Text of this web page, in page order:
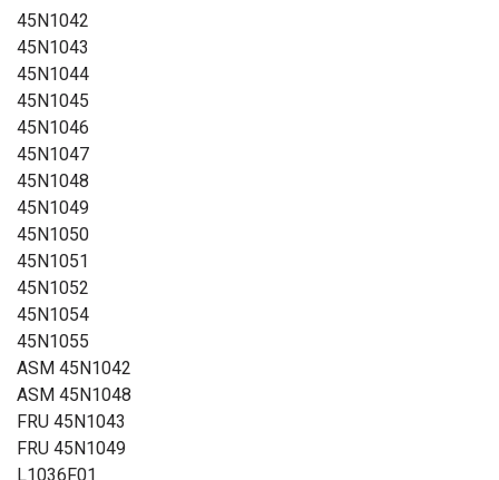
45N1042
45N1043
45N1044
45N1045
45N1046
45N1047
45N1048
45N1049
45N1050
45N1051
45N1052
45N1054
45N1055
ASM 45N1042
ASM 45N1048
FRU 45N1043
FRU 45N1049
L1036F01